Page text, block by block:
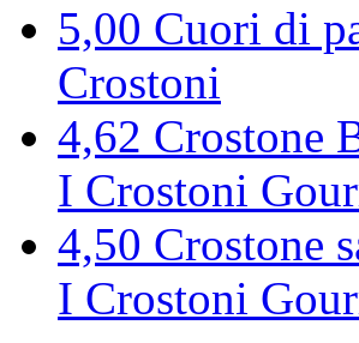
5,00 Cuori di
Crostoni
4,62 Crostone
I Crostoni
4,50 Crostone
I Crostoni